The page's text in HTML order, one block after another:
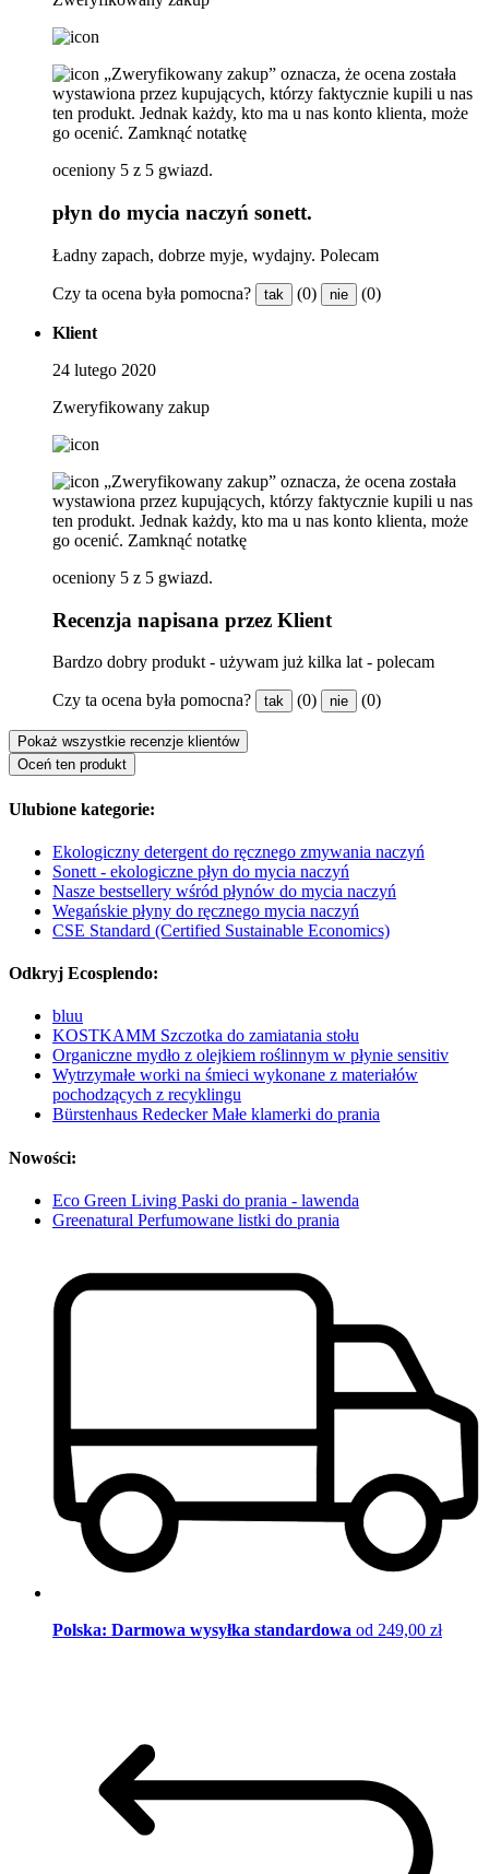
„Zweryfikowany zakup” oznacza, że ​​ocena została
wystawiona przez kupujących, którzy faktycznie kupili u nas
ten produkt. Jednak każdy, kto ma u nas konto klienta, może
go ocenić. Zamknąć notatkę
oceniony 5 z 5 gwiazd.
płyn do mycia naczyń sonett.
Ładny zapach, dobrze myje, wydajny. Polecam
Czy ta ocena była pomocna? tak (0) nie (0)
Klient
24 lutego 2020
Zweryfikowany zakup
„Zweryfikowany zakup” oznacza, że ​​ocena została
wystawiona przez kupujących, którzy faktycznie kupili u nas
ten produkt. Jednak każdy, kto ma u nas konto klienta, może
go ocenić. Zamknąć notatkę
oceniony 5 z 5 gwiazd.
Recenzja napisana przez Klient
Bardzo dobry produkt - używam już kilka lat - polecam
Czy ta ocena była pomocna? tak (0) nie (0)
Pokaż wszystkie recenzje klientów
Oceń ten produkt
Ulubione kategorie:
Ekologiczny detergent do ręcznego zmywania naczyń
Sonett - ekologiczne płyn do mycia naczyń
Nasze bestsellery wśród płynów do mycia naczyń
Wegańskie płyny do ręcznego mycia naczyń
CSE Standard (Certified Sustainable Economics)
Odkryj Ecosplendo:
bluu
KOSTKAMM Szczotka do zamiatania stołu
Organiczne mydło z olejkiem roślinnym w płynie sensitiv
Wytrzymałe worki na śmieci wykonane z materiałów
pochodzących z recyklingu
Bürstenhaus Redecker Małe klamerki do prania
Nowości:
Eco Green Living Paski do prania - lawenda
Greenatural Perfumowane listki do prania
Polska: Darmowa wysyłka standardowa od 249,00 zł